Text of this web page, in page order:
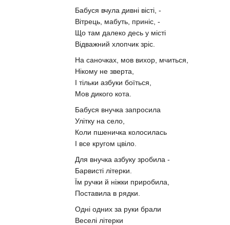
Бабуся вчула дивні вісті, -
Вітрець, мабуть, приніс, -
Що там далеко десь у місті
Відважний хлопчик зріс.
На саночках, мов вихор, мчиться,
Нікому не зверта,
І тільки азбуки боїться,
Мов дикого кота.
Бабуся внучка запросила
Улітку на село,
Коли пшеничка колосилась
І все кругом цвіло.
Для внучка азбуку зробила -
Барвисті літерки.
Їм ручки й ніжки приробила,
Поставила в рядки.
Одні одних за руки брали
Веселі літерки